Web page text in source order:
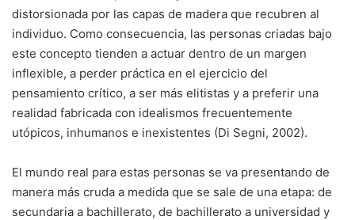
distorsionada por las capas de madera que recubren al
individuo. Como consecuencia, las personas criadas bajo
este concepto tienden a actuar dentro de un margen
inflexible, a perder práctica en el ejercicio del
pensamiento crítico, a ser más elitistas y a preferir una
realidad fabricada con idealismos frecuentemente
utópicos, inhumanos e inexistentes (Di Segni, 2002).
El mundo real para estas personas se va presentando de
manera más cruda a medida que se sale de una etapa: de
secundaria a bachillerato, de bachillerato a universidad y